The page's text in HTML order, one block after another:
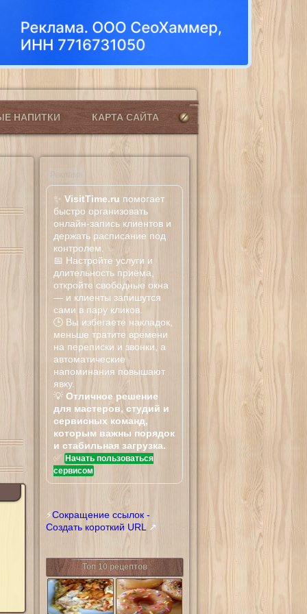
НАПИТКИ КАРТА САЙТА
✨ VisitTime.ru помогает
быстро организовать
онлайн-запись клиентов и
держать расписание под
контролем.
📅 Настройте услуги и
длительность приёма,
откройте свободные окна
— и клиенты запишутся
сами в пару кликов.
🕒 Вы избегаете накладок,
меньше тратите времени
на переписки и звонки, а
автоматические
напоминания повышают
явку.
💡 Отличное решение
для мастеров, студий и
сервисных команд,
которым важны порядок
и стабильная загрузка.
✅ Начать пользоваться
сервисом
⚡Сокращение ссылок -
Создать короткий URL
↗
Топ 10 рецептов
Тилапия
запеченная в
сливочном
Донатсы Криспи
Крим